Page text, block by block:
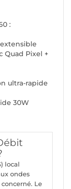
:
Quad Pixel +
ultra-rapide
30W
local
ondes
Le